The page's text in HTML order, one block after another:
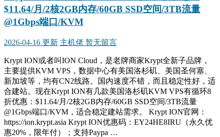
$11.64/月/2核2GB内存/60GB SSD空间/3TB流量
@1Gbps端口/KVM
2026-04-16 更新 主机佬 暂无留言
Krypt ION或者叫ION Cloud，是老牌商家Krypt全新子品牌，
主要提供KVM VPS，数据中心有美国洛杉矶、美国圣何塞、
新加坡等，均有CN2线路。国内速度不错，而且稳定性好，适
合建站。现在Krypt ION有几款美国洛杉矶KVM VPS有循环8
折优惠：$11.64/月/2核2GB内存/60GB SSD空间/3TB流量
@1Gbps端口/KVM，适合稳定建站需求。 Krypt ION官网：
https://ion.krypt.asia Krypt ION优惠码：EY24HE8IRU（永久优
惠20%，限年付）；支持Paypa …